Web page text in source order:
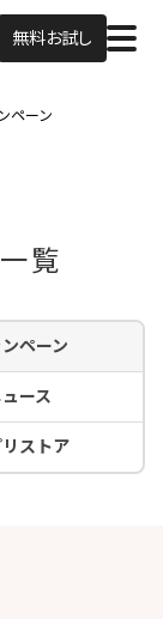
無料お試し
ペーン
覧
ペーン
ース
ストア